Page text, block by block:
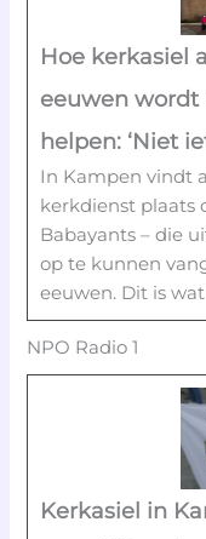
Hoe kerkasiel
eeuwen wordt
helpen: ‘Niet
In Kampen vindt
kerkdienst plaats
Babayants – die
op te kunnen
eeuwen. Dit is
NPO Radio 1
Kerkasiel in